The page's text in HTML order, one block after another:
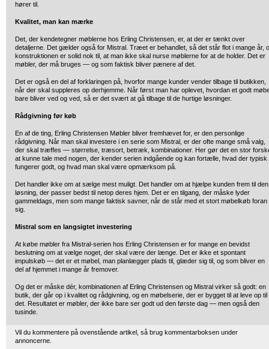
hører til.
Kvalitet, man kan mærke
Det, der kendetegner møblerne hos Erling Christensen, er, at der er tænkt over
detaljerne. Det gælder også for Mistral. Træet er behandlet, så det står flot i mange år,
konstruktionen er solid nok til, at man ikke skal nurse møblerne for at de holder. Det er
møbler, der må bruges — og som faktisk bliver pænere af det.
Det er også en del af forklaringen på, hvorfor mange kunder vender tilbage til butikken,
når der skal suppleres op derhjemme. Når først man har oplevet, hvordan et godt
bare bliver ved og ved, så er det svært at gå tilbage til de hurtige løsninger.
Rådgivning før køb
En af de ting, Erling Christensen Møbler bliver fremhævet for, er den personlige
rådgivning. Når man skal investere i en serie som Mistral, er der ofte mange små valg,
der skal træffes — størrelse, træsort, betræk, kombinationer. Her gør det en stor
at kunne tale med nogen, der kender serien indgående og kan fortælle, hvad der typisk
fungerer godt, og hvad man skal være opmærksom på.
Det handler ikke om at sælge mest muligt. Det handler om at hjælpe kunden frem til den
løsning, der passer bedst til netop deres hjem. Det er en tilgang, der måske lyder
gammeldags, men som mange faktisk savner, når de står med et stort møbelkøb foran
sig.
Mistral som en langsigtet investering
At købe møbler fra Mistral-serien hos Erling Christensen er for mange en bevidst
beslutning om at vælge noget, der skal være der længe. Det er ikke et spontant
impulskøb — det er et møbel, man planlægger plads til, glæder sig til, og som bliver en
del af hjemmet i mange år fremover.
Og det er måske dér, kombinationen af Erling Christensen og Mistral virker så godt: en
butik, der går op i kvalitet og rådgivning, og en møbelserie, der er bygget til at leve op til
det. Resultatet er møbler, der ikke bare ser godt ud den første dag — men også den
tusinde.
Vil du kommentere på ovenstående artikel, så brug kommentarboksen under
annoncerne.